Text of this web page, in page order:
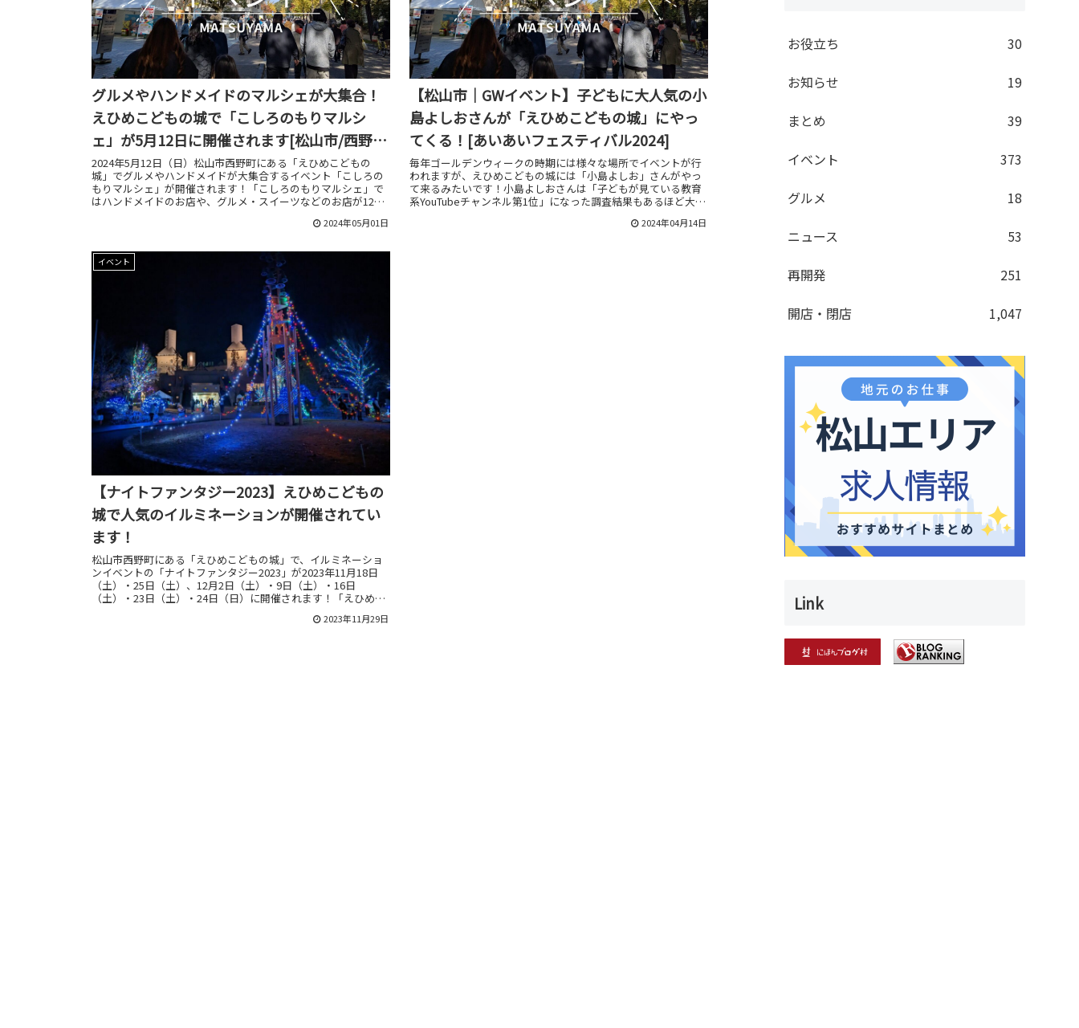
グルメやハンドメイドのマルシェが大集合！
えひめこどもの城で「こしろのもりマルシ
ェ」が5月12日に開催されます[松山市/西野
町]
2024年5月12日（日）松山市西野町にある「えひめこどもの
城」でグルメやハンドメイドが大集合するイベント「こしろの
もりマルシェ」が開催されます！「こしろのもりマルシェ」で
はハンドメイドのお店や、グルメ・スイーツなどのお店が12店
2024年05月01日
【松山市｜GWイベント】子どもに大人気の小
島よしおさんが「えひめこどもの城」にやっ
てくる！[あいあいフェスティバル2024]
毎年ゴールデンウィークの時期には様々な場所でイベントが行
われますが、えひめこどもの城には「小島よしお」さんがやっ
て来るみたいです！小島よしおさんは「子どもが見ている教育
系YouTubeチャンネル第1位」になった調査結果もあるほど大人
2024年04月14日
イベント
【ナイトファンタジー2023】えひめこどもの
城で人気のイルミネーションが開催されてい
ます！
松山市西野町にある「えひめこどもの城」で、イルミネーショ
ンイベントの「ナイトファンタジー2023」が2023年11月18日
（土）・25日（土）、12月2日（土）・9日（土）・16日
（土）・23日（土）・24日（日）に開催されます！「えひめこ
どもの城」ならではの「屋台の出店」や「体験コーナー」があ
り、子どもを楽しませる仕掛けがあるのが「ナイトファンタジ
2023年11月29日
お役立ち
30
お知らせ
19
まとめ
39
イベント
373
グルメ
18
ニュース
53
再開発
251
開店・閉店
1,047
Link